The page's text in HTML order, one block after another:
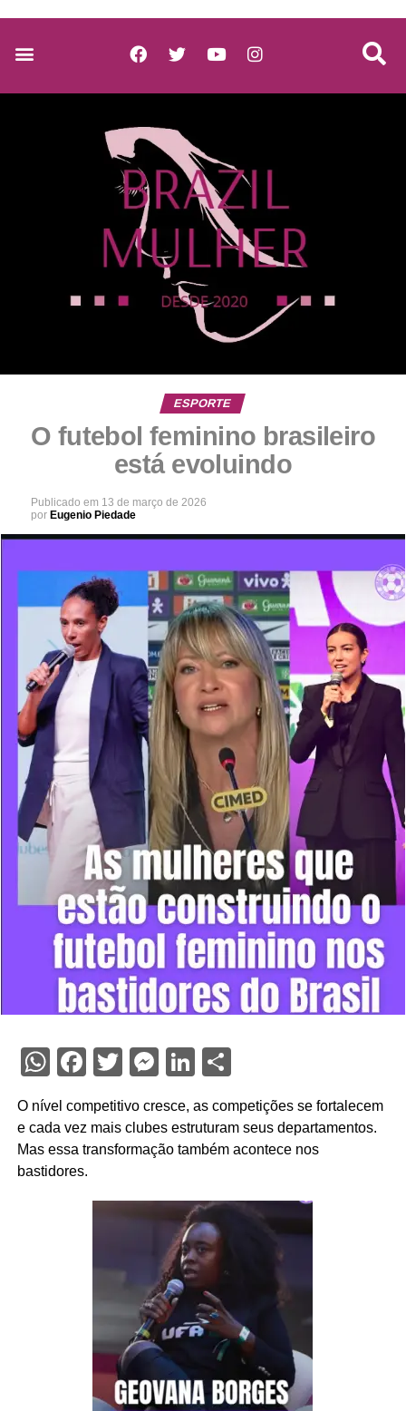
ESPORTE
O futebol feminino brasileiro
está evoluindo
Publicado em 13 de março de 2026
por Eugenio Piedade
WhatsApp
Facebook
Twitter
Messenger
LinkedIn
Share
O nível competitivo cresce, as competições se fortalecem
e cada vez mais clubes estruturam seus departamentos.
Mas essa transformação também acontece nos
bastidores.